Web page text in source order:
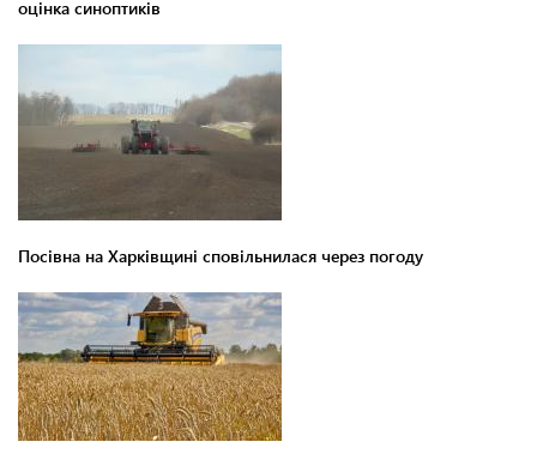
оцінка синоптиків
Посівна на Харківщині сповільнилася через погоду